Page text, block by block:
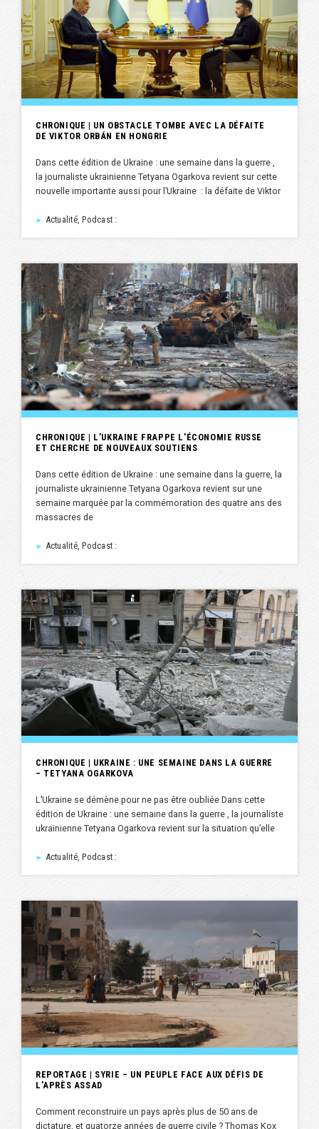
CHRONIQUE | UN OBSTACLE TOMBE AVEC LA DÉFAITE
DE VIKTOR ORBÁN EN HONGRIE
Dans cette édition de Ukraine : une semaine dans la guerre ,
la journaliste ukrainienne Tetyana Ogarkova revient sur cette
nouvelle importante aussi pour l’Ukraine : la défaite de Viktor
► Actualité, Podcast :
CHRONIQUE | L’UKRAINE FRAPPE L’ÉCONOMIE RUSSE
ET CHERCHE DE NOUVEAUX SOUTIENS
Dans cette édition de Ukraine : une semaine dans la guerre, la
journaliste ukrainienne Tetyana Ogarkova revient sur une
semaine marquée par la commémoration des quatre ans des
massacres de
► Actualité, Podcast :
CHRONIQUE | UKRAINE : UNE SEMAINE DANS LA GUERRE
– TETYANA OGARKOVA
L’Ukraine se démène pour ne pas être oubliée Dans cette
édition de Ukraine : une semaine dans la guerre , la journaliste
ukrainienne Tetyana Ogarkova revient sur la situation qu’elle
► Actualité, Podcast :
REPORTAGE | SYRIE – UN PEUPLE FACE AUX DÉFIS DE
L’APRÈS ASSAD
Comment reconstruire un pays après plus de 50 ans de
dictature, et quatorze années de guerre civile ? Thomas Kox